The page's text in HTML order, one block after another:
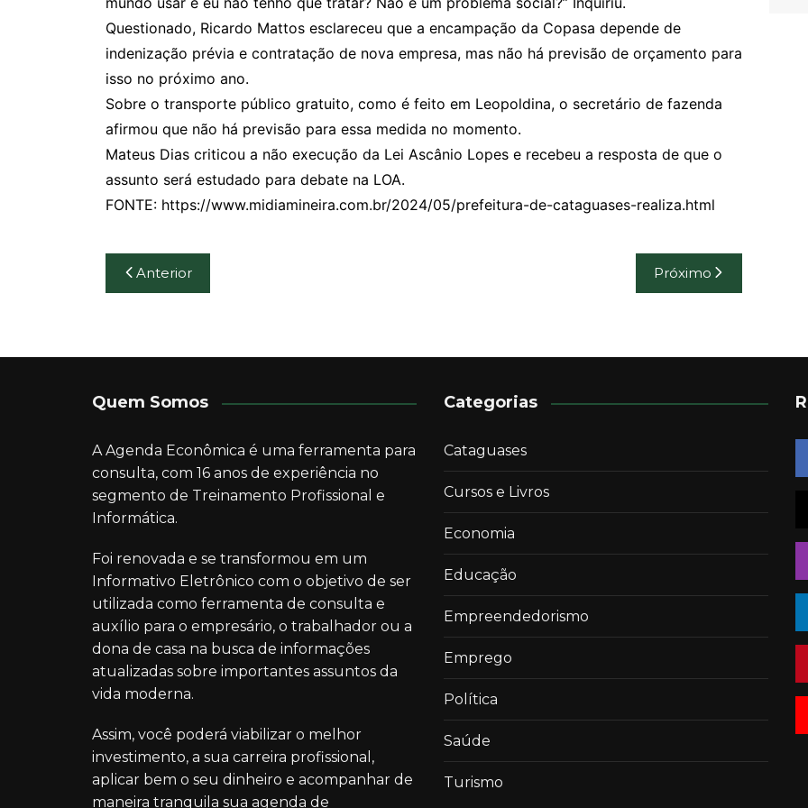
Questionado, Ricardo Mattos esclareceu que a encampação da Copasa depende de
indenização prévia e contratação de nova empresa, mas não há previsão de orçamento para
isso no próximo ano.
Sobre o transporte público gratuito, como é feito em Leopoldina, o secretário de fazenda
afirmou que não há previsão para essa medida no momento.
Mateus Dias criticou a não execução da Lei Ascânio Lopes e recebeu a resposta de que o
assunto será estudado para debate na LOA.
FONTE: https://www.midiamineira.com.br/2024/05/prefeitura-de-cataguases-realiza.html
Navegação
de
Anterior Próximo
Quem Somos
A Agenda Econômica é uma ferramenta para
consulta, com 16 anos de experiência no
segmento de Treinamento Profissional e
Informática.
Foi renovada e se transformou em um
Informativo Eletrônico com o objetivo de ser
utilizada como ferramenta de consulta e
auxílio para o empresário, o trabalhador ou a
dona de casa na busca de informações
atualizadas sobre importantes assuntos da
vida moderna.
Assim, você poderá viabilizar o melhor
investimento, a sua carreira profissional,
aplicar bem o seu dinheiro e acompanhar de
maneira tranquila sua agenda de
Categorias
Cataguases
Cursos e Livros
Economia
Educação
Empreendedorismo
Emprego
Política
Saúde
Turismo